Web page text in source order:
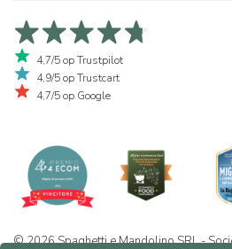
4,7/5 op Trustpilot
4,9/5 op Trustcart
4,7/5 op Google
© 2026 Spaghetti e Mandolino SRL -